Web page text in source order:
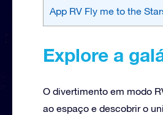
App RV Fly me to the
Explore a
O divertimento em modo
ao espaço e descobrir o